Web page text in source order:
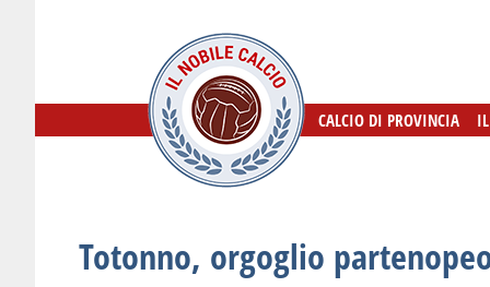
CALCIO DI PROVINCIA
CALCIO DI PROVINCIA
Totonno, orgoglio